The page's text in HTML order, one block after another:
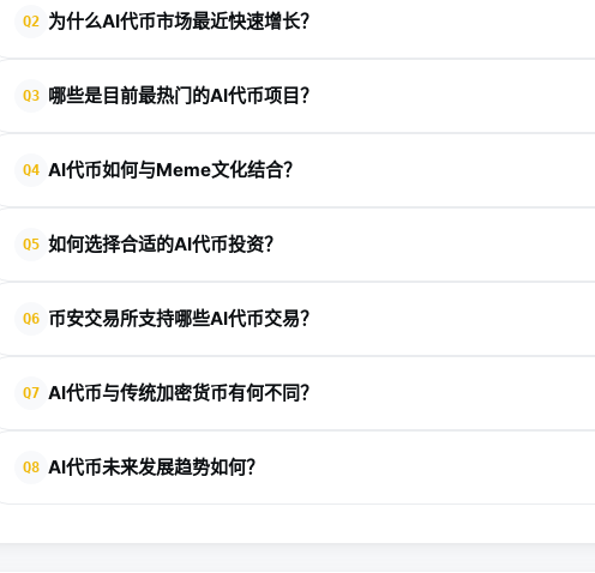
Q2 为什么AI代币市场最近快速增长？
型代币的浓厚兴趣。
Q3 哪些是目前最热门的AI代币项目？
Q4 AI代币如何与Meme文化结合？
治理概念。
Q5 如何选择合适的AI代币投资？
的项目。
Q6 币安交易所支持哪些AI代币交易？
Q7 AI代币与传统加密货币有何不同？
能。Q8 AI代币未来发展趋势如何？